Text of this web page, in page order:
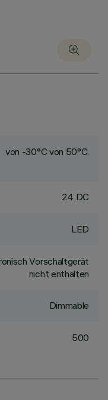
von -30°C von 50°C.
24 DC
LED
Vorschaltgerät
nicht enthalten
Dimmable
500